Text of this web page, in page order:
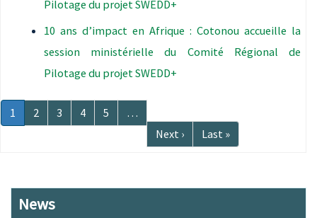
Pilotage du projet SWEDD+
10 ans d’impact en Afrique : Cotonou accueille la
session ministérielle du Comité Régional de
Pilotage du projet SWEDD+
Pagination
Page
courante
1 Page
2 Page
3 Page
4 Page
5
…
Page
suivante
Next ›
Dernière
page
Last »
News